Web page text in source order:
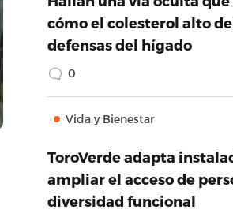
cómo el colesterol alto
defensas del hígado
0
Vida y Bienestar
ToroVerde adapta
ampliar el acceso de
diversidad funcional